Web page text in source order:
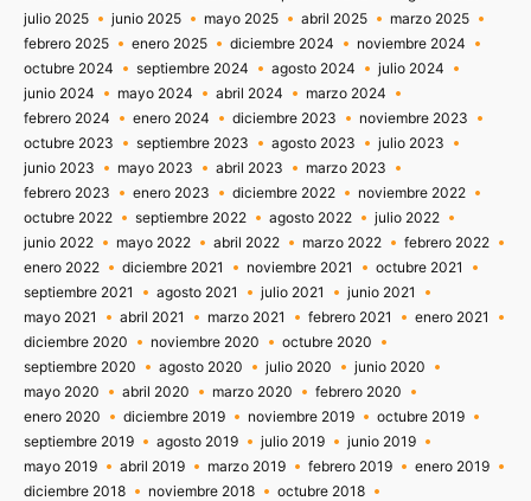
julio 2025
junio 2025 mayo 2025 abril 2025
marzo 2025
febrero 2025
enero 2025 diciembre 2024
noviembre 2024
octubre 2024
septiembre 2024 agosto 2024
julio 2024
junio 2024
mayo 2024 abril 2024
marzo 2024
febrero 2024
enero 2024 diciembre 2023
noviembre 2023
octubre 2023
septiembre 2023 agosto 2023
julio 2023
junio 2023
mayo 2023 abril 2023
marzo 2023
febrero 2023
enero 2023 diciembre 2022
noviembre 2022
octubre 2022
septiembre 2022 agosto 2022
julio 2022
junio 2022
mayo 2022 abril 2022 marzo 2022
febrero 2022
enero 2022
diciembre 2021 noviembre 2021
octubre 2021
septiembre 2021
agosto 2021 julio 2021
junio 2021
mayo 2021
abril 2021 marzo 2021 febrero 2021
enero 2021
diciembre 2020
noviembre 2020
octubre 2020
septiembre 2020
agosto 2020 julio 2020
junio 2020
mayo 2020
abril 2020 marzo 2020
febrero 2020
enero 2020
diciembre 2019 noviembre 2019
octubre 2019
septiembre 2019
agosto 2019 julio 2019
junio 2019
mayo 2019
abril 2019 marzo 2019 febrero 2019
enero 2019
diciembre 2018
noviembre 2018
octubre 2018